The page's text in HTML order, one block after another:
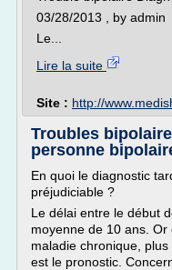
03/28/2013 , by admin
Le...
Lire la suite
Site : http://
Troubles
personne
En quoi le diagnostic
préjudiciable ?
Le délai entre le début
moyenne de 10 ans.
maladie chronique,
est le pronostic.